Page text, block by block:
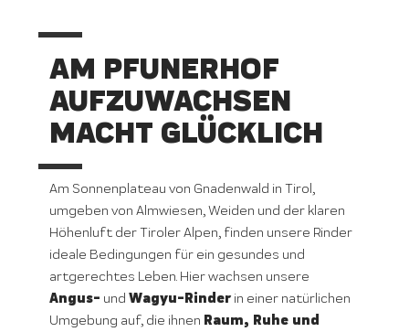
AM PFUNERHOF
AUFZUWACHSEN
MACHT GLÜCKLICH
Am Sonnenplateau von Gnadenwald in Tirol,
umgeben von Almwiesen, Weiden und der klaren
Höhenluft der Tiroler Alpen, finden unsere Rinder
ideale Bedingungen für ein gesundes und
artgerechtes Leben. Hier wachsen unsere
Angus- und Wagyu-Rinderin einer natürlichen
Umgebung auf, die ihnen Raum, Ruhe und